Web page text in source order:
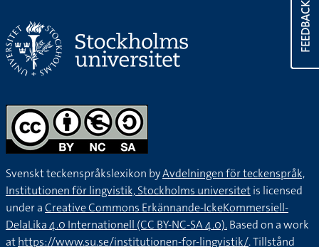
FEEDBACK
Svenskt teckenspråkslexikon byAvdelningen för teckenspråk,
Institutionen för lingvistik, Stockholms universitetis licensed
under aCreative Commons Erkännande-IckeKommersiell-
DelaLika 4.0 Internationell (CC BY-NC-SA 4.0).Based on a work
athttps://www.su.se/institutionen-for-lingvistik/. Tillstånd